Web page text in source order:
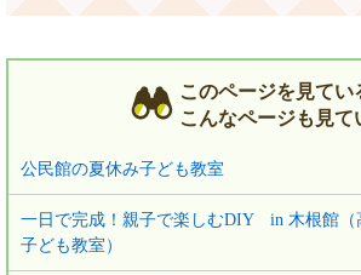
このページを見てい
こんなページも見て
公民館の夏休み子ども教室
一日で完成！親子で楽しむDIY in 木根館（
子ども教室）